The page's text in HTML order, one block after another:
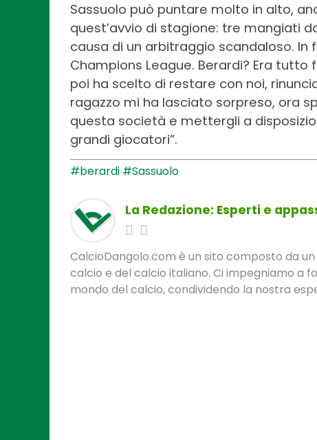
Sassuolo può puntare molto in alto,
quest’avvio di stagione: tre mangiati
causa di un arbitraggio scandaloso.
Champions League. Berardi? Era
poi ha scelto di restare con noi,
ragazzo mi ha lasciato sorpreso, ora
questa società e mettergli a
grandi giocatori”.
#berardi #Sassuolo
La Redazione: Esperti e
CalcioDangolo.com è un sito composto da
calcio e del calcio italiano. Ci impegniamo a
mondo del calcio, condividendo la nostra